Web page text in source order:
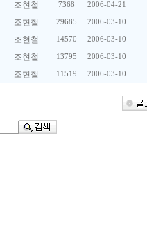
조현철 7368 2006-04-21
조현철 29685 2006-03-10
조현철 14570 2006-03-10
조현철 13795 2006-03-10
조현철 11519 2006-03-10